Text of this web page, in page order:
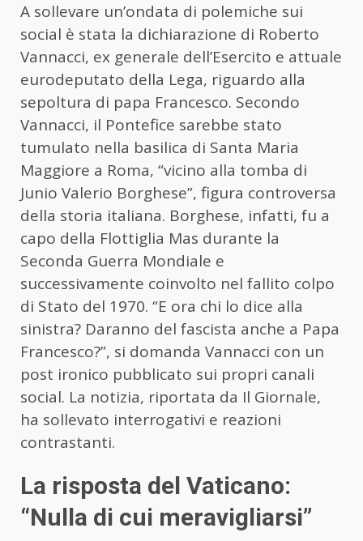
A sollevare un’ondata di polemiche sui
social è stata la dichiarazione di Roberto
Vannacci, ex generale dell’Esercito e attuale
eurodeputato della Lega, riguardo alla
sepoltura di papa Francesco. Secondo
Vannacci, il Pontefice sarebbe stato
tumulato nella basilica di Santa Maria
Maggiore a Roma, “vicino alla tomba di
Junio Valerio Borghese”, figura controversa
della storia italiana. Borghese, infatti, fu a
capo della Flottiglia Mas durante la
Seconda Guerra Mondiale e
successivamente coinvolto nel fallito colpo
di Stato del 1970. “E ora chi lo dice alla
sinistra? Daranno del fascista anche a Papa
Francesco?”, si domanda Vannacci con un
post ironico pubblicato sui propri canali
social. La notizia, riportata da Il Giornale,
ha sollevato interrogativi e reazioni
contrastanti.
La risposta del Vaticano:
“Nulla di cui meravigliarsi”